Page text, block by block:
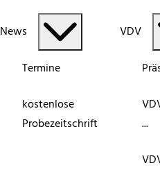
News
Termine
kostenlose
Probezeitschrift
VDV
...